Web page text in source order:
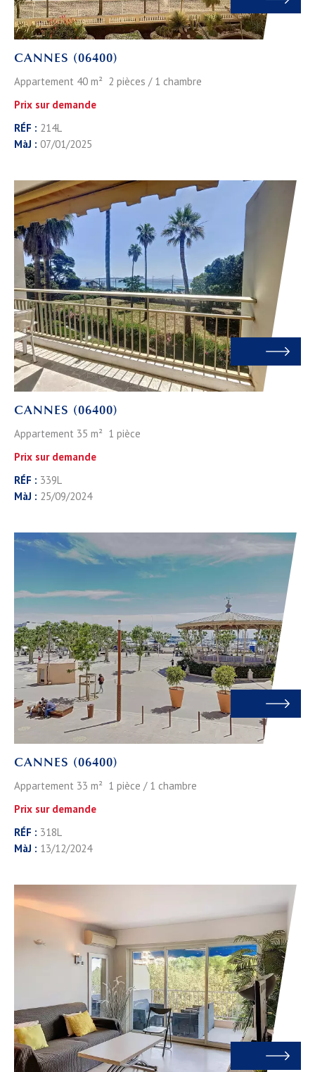
CANNES (06400)
Appartement 40 m² 2 pièces / 1 chambre
Prix sur demande
RÉF : 214L
MàJ : 07/01/2025
CANNES (06400)
Appartement 35 m² 1 pièce
Prix sur demande
RÉF : 339L
MàJ : 25/09/2024
CANNES (06400)
Appartement 33 m² 1 pièce / 1 chambre
Prix sur demande
RÉF : 318L
MàJ : 13/12/2024